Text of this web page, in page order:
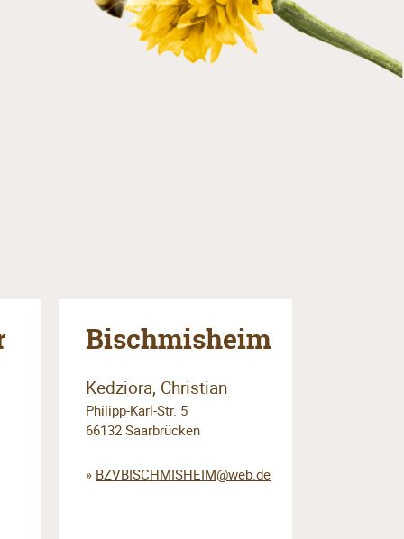
Bischmisheim
Kedziora, Christian
Philipp-Karl-Str. 5
66132 Saarbrücken
» BZVBISCHMISHEIM@web.de